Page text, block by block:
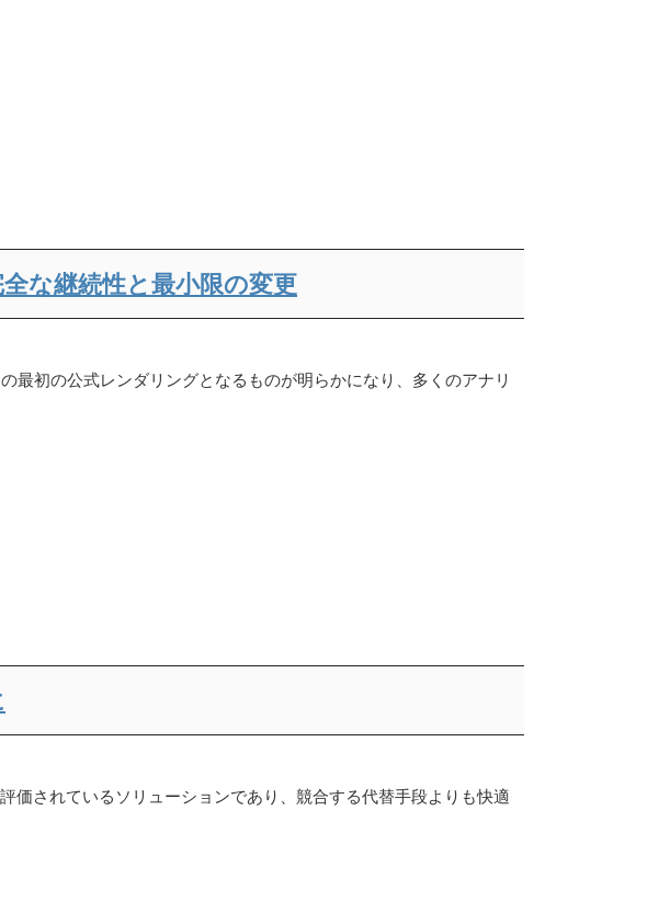
な継続性と最小限の変更
初の公式レンダリングとなるものが明らかになり、多くのアナリ
価されているソリューションであり、競合する代替手段よりも快適